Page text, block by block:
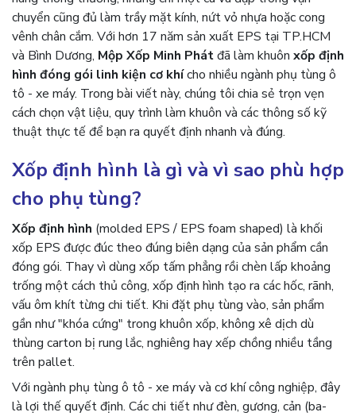
chuyển cũng đủ làm trầy mặt kính, nứt vỏ nhựa hoặc cong
vênh chân cắm. Với hơn 17 năm sản xuất EPS tại TP.HCM
và Bình Dương, Mộp Xốp Minh Phátđã làm khuôn xốp định
hình đóng gói linh kiện cơ khícho nhiều ngành phụ tùng ô
tô - xe máy. Trong bài viết này, chúng tôi chia sẻ trọn vẹn
cách chọn vật liệu, quy trình làm khuôn và các thông số kỹ
thuật thực tế để bạn ra quyết định nhanh và đúng.
Xốp định hình là gì và vì sao phù hợp
cho phụ tùng?
Xốp định hình (molded EPS / EPS foam shaped) là khối
xốp EPS được đúc theo đúng biên dạng của sản phẩm cần
đóng gói. Thay vì dùng xốp tấm phẳng rồi chèn lấp khoảng
trống một cách thủ công, xốp định hình tạo ra các hốc, rãnh,
vấu ôm khít từng chi tiết. Khi đặt phụ tùng vào, sản phẩm
gần như "khóa cứng" trong khuôn xốp, không xê dịch dù
thùng carton bị rung lắc, nghiêng hay xếp chồng nhiều tầng
trên pallet.
Với ngành phụ tùng ô tô - xe máy và cơ khí công nghiệp, đây
là lợi thế quyết định. Các chi tiết như đèn, gương, cản (ba-